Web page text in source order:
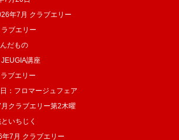
年7月 クラブエリー
ブエリー
だもの
講座
ブエリー
：フロマージュフェア
クラブエリー第2木曜
いちじく
7月 クラブエリー